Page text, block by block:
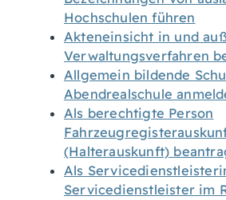
Hochschulen führen
Akteneinsicht in und
Verwaltungsverfahren
Allgemein bildende
Abendrealschule
Als berechtigte Person
(Halterauskunft)
Als
Servicedienstleister im